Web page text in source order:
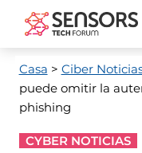
Casa > Ciber
puede omitir la
phishing
CYBER NOTICIAS